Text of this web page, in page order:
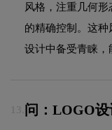
风格，注重几何
的精确控制。这
设计中备受青睐，
13. 问：LOGO